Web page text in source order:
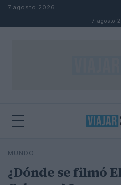
Saltar al contenido
7 agosto 2026
7 agosto
Buscar
MUNDO
¿Dónde se filmó